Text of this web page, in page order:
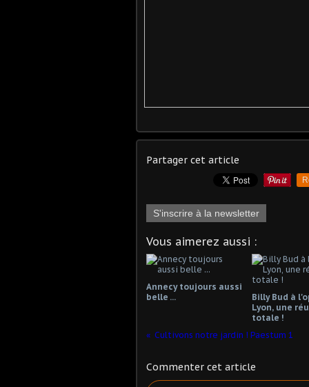
Partager cet article
S'inscrire à la newsletter
Vous aimerez aussi :
Annecy toujours aussi
belle ...
Billy Bud à
Lyon, une
totale !
Cultivons notre jardin ! Paestum 1
Commenter cet article